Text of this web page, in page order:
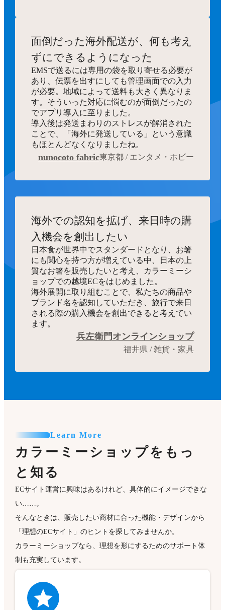
面倒だった海外配送が、何も考え
ずにできるようになった
EMSで送るには専用の袋を取り寄せる必要が
あり、伝票を出すにしても管理画面での入力
が必要。地域によって送料も大きく異なりま
す。そういった対応に悩むのが面倒だったの
でアプリ導入に至りました。
導入後は発送まわりのストレスが解消された
ことで、「海外に発送している」という意識
もほとんどなくなりましたね。
nunocoto fabric東京都 / エンタメ・ホビー
海外での認知を拡げ、来日時の購
入機会を創出したい
日本食が世界中でスタンダードとなり、お箸
にも関心を持つ方が増えている中、日本の上
質なお箸を販売したいと考え、カラーミーシ
ョップでの越境ECをはじめました。
海外展開に取り組むことで、私たちの商品や
ブランド名を認知していただき、旅行で来日
される際の購入機会を創出できると考えてい
ます。
兵左衛門オンラインショップ
福井県 / 雑貨・家具
Learn More
カラーミーショップをもっ
と知る
ECサイト運営に興味はあるけれど、具体的にイメージできな
い……。
そんなときは、販売したい商材に合った機能・デザインから
「理想のECサイト」のヒントを探してみませんか。
カラーミーショップなら、理想を形にするためのサポート体
制も充実しています。